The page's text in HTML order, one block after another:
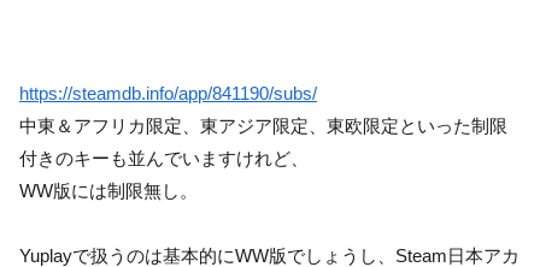
https://steamdb.info/app/841190/subs/
中東＆アフリカ限定、東アジア限定、東欧限定といった制限
付きのキーも並んでいますけれど、
WW版には制限無し。
Yuplayで扱うのは基本的にWW版でしょうし、Steam日本アカ